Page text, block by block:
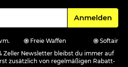
Für den
Anmelden
Freie Waffen
Softair
Zeller Newsletter bleibst du immer auf
zusätzlich von regelmäßigen Rabatt-